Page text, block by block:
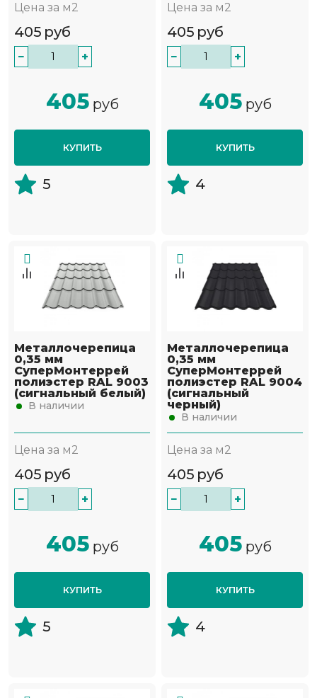
Цена за м2
405 руб
− +
405руб
КУПИТЬ
5
Цена за м2
405 руб
− +
405руб
КУПИТЬ
4
Металлочерепица
0,35 мм
СуперМонтеррей
полиэстер RAL 9003
(сигнальный белый)
В наличии
Цена за м2
405 руб
− +
405руб
КУПИТЬ
5
Металлочерепица
0,35 мм
СуперМонтеррей
полиэстер RAL 9004
(сигнальный
черный)
В наличии
Цена за м2
405 руб
− +
405руб
КУПИТЬ
4